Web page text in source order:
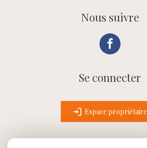
Nous suivre
Se connecter
Espace propriétaire